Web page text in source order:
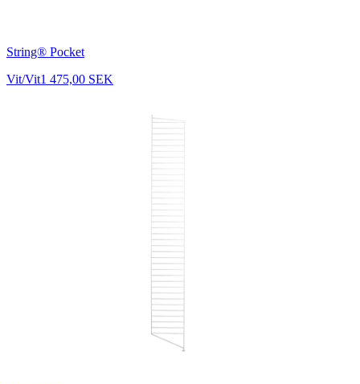
String® Pocket
Vit/Vit1 475,00 SEK